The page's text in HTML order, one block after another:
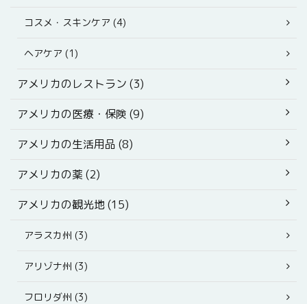
コスメ・スキンケア (4)
ヘアケア (1)
アメリカのレストラン (3)
アメリカの医療・保険 (9)
アメリカの生活用品 (8)
アメリカの薬 (2)
アメリカの観光地 (15)
アラスカ州 (3)
アリゾナ州 (3)
フロリダ州 (3)